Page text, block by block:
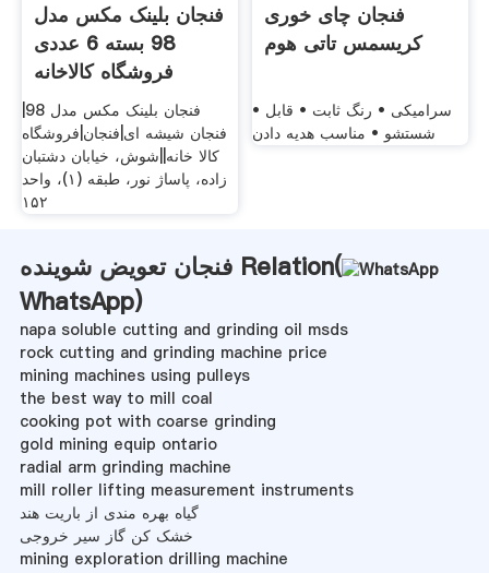
فنجان بلینک مکس مدل
98 بسته 6 عددی
فروشگاه کالاخانه
فنجان شیشه ای|فنجان|فروشگاه
کالا خانه||شوش، خیابان دشتبان
زاده، پاساژ نور، طبقه (۱)، واحد
۱۵۲
فنجان چای خوری
کریسمس تاتی هوم
• سرامیکی • رنگ ثابت • قابل
شستشو • مناسب هدیه دادن
فنجان تعویض شوینده Relation(
WhatsApp)
napa soluble cutting and grinding oil msds
rock cutting and grinding machine price
mining machines using pulleys
the best way to mill coal
cooking pot with coarse grinding
gold mining equip ontario
radial arm grinding machine
mill roller lifting measurement instruments
گیاه بهره مندی از باریت هند
خشک کن گاز سیر خروجی
mining exploration drilling machine